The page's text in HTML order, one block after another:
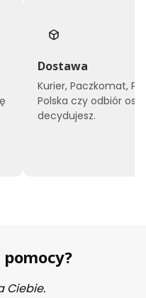
Dostawa
Kurier, Paczkomat,
Polska czy odbiór
decydujesz.
Ciebie.